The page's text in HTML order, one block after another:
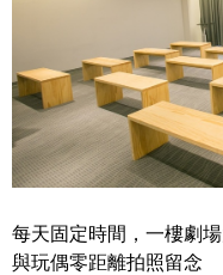
每天固定時間，一樓劇
與玩偶零距離拍照留念